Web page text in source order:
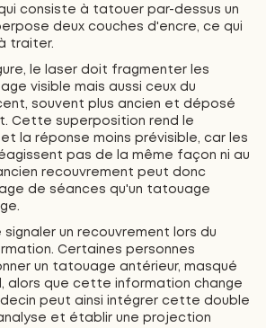
consiste à tatouer par-dessus un
deux couches d'encre, ce qui
traiter.
le laser doit fragmenter les
visible mais aussi ceux du
souvent plus ancien et déposé
Cette superposition rend le
la réponse moins prévisible, car les
pas de la même façon ni au
recouvrement peut donc
de séances qu'un tatouage
un recouvrement lors du
Certaines personnes
un tatouage antérieur, masqué
alors que cette information change
peut ainsi intégrer cette double
et établir une projection